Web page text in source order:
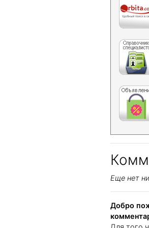
Еще нет
Добро